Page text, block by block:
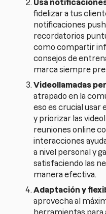
Usa
fidelizar a tus
notificaciones
recordatorios
como compartir
consejos de
marca siempre
Videollamadas
atrapado en la
eso es crucial usar
y priorizar las
reuniones online
interacciones
a nivel personal y
satisfaciendo las
manera efectiva.
Adaptación y
aprovecha al
herramientas para